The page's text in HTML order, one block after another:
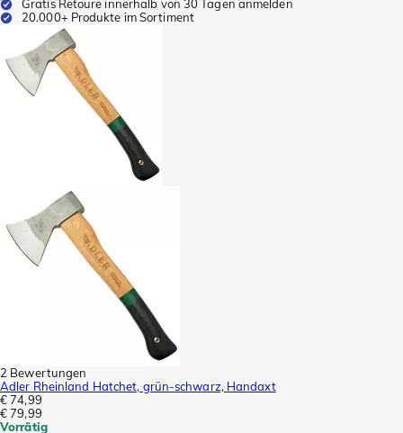
Gratis Retoure innerhalb von 30 Tagen anmelden
20.000+ Produkte im Sortiment
2 Bewertungen
Adler Rheinland Hatchet, grün-schwarz, Handaxt
€ 74,99
€ 79,99
Vorrätig